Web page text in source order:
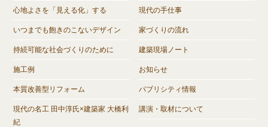
心地よさを「見える化」する
いつまでも飽きのこないデザイン
持続可能な社会づくりのために
施工例
本質改善型リフォーム
現代の名工 田中淳氏×建築家 大橋利
紀
現代の手仕事
家づくりの流れ
建築現場ノート
お知らせ
パブリシティ情報
講演・取材について